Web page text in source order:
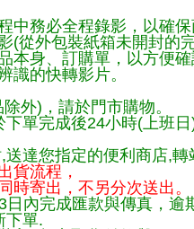
中務必全程錄影，以確
(從外包裝紙箱未開封的
本身、訂購單，以方便
識的快轉影片。
外)，請於門市購物。
單完成後24小時(上班
達您指定的便利商店,
貨流程，
寄出，不另分次送出。
內完成匯款與傳真，
下單.